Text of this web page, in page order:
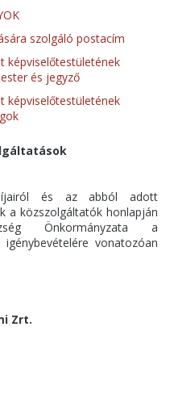
szolgáló postacím
képviselőtestületének
és jegyző
képviselőtestületének
és az abból adott
a közszolgáltatók honlapján
Önkormányzata a
vonatozóan
Zrt.